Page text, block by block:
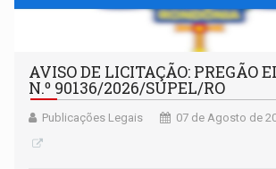
AVISO DE LICITAÇÃO: PREGÃO
N.º 90136/2026/SUPEL/RO
Publicações Legais 07 de Agosto de